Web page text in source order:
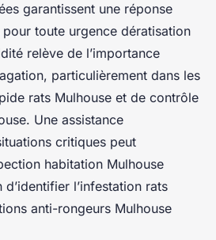
garantissent une réponse
toute urgence dératisation
relève de l’importance
particulièrement dans les
rats Mulhouse et de contrôle
Une assistance
critiques peut
habitation Mulhouse
l’infestation rats
anti-rongeurs Mulhouse